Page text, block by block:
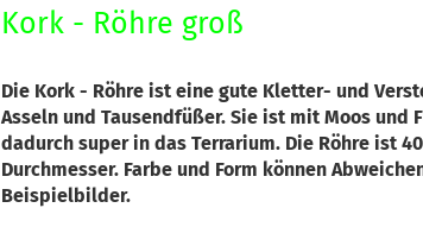
Kork - Röhre groß
Die Kork - Röhre ist eine gute Kletter- und
Asseln und Tausendfüßer. Sie ist mit Moos und
dadurch super in das Terrarium. Die Röhre ist
Durchmesser. Farbe und Form können
Beispielbilder.